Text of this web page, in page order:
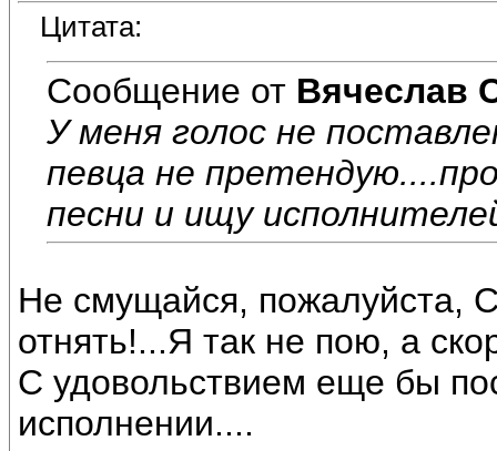
Цитата:
Сообщение от Вячеслав
У меня голос не
певца не
песни и ищу
Не смущайся, пожалуйста,
отнять!...Я так не пою, а
С удовольствием еще бы
исполнении....